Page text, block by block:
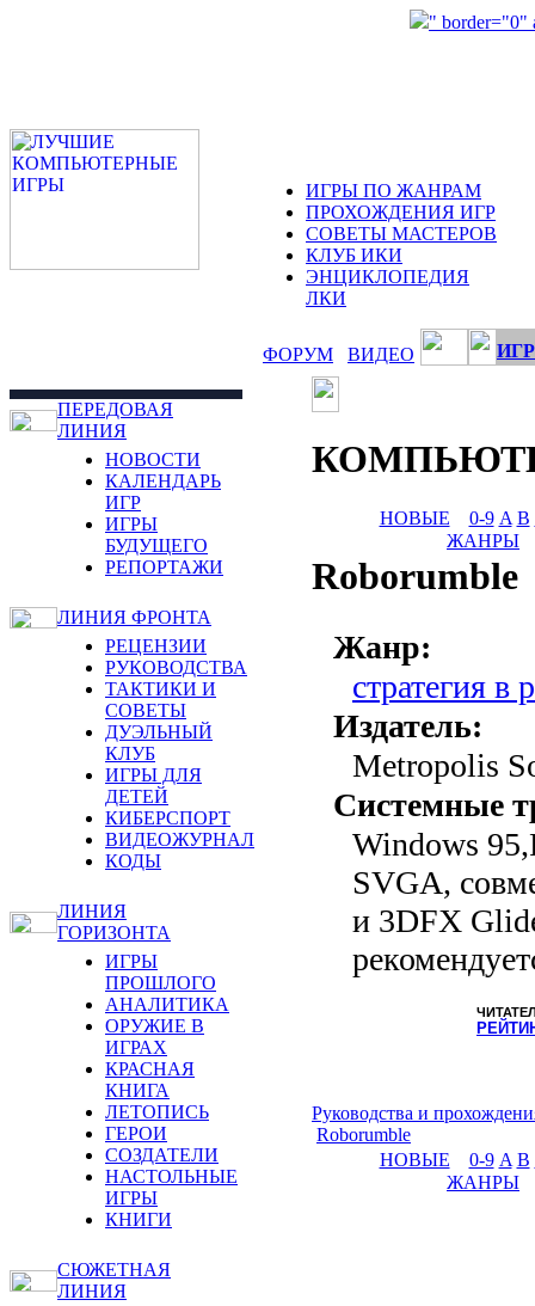
" border="0"
ИГРЫ ПО ЖАНРАМ
ПРОХОЖДЕНИЯ ИГР
СОВЕТЫ МАСТЕРОВ
КЛУБ ИКИ
ЭНЦИКЛОПЕДИЯ
ЛКИ
ФОРУМ ВИДЕО
ПЕРЕДОВАЯ
ЛИНИЯ
НОВОСТИ
КАЛЕНДАРЬ
ИГР
ИГРЫ
БУДУЩЕГО
РЕПОРТАЖИ
ЛИНИЯ ФРОНТА
РЕЦЕНЗИИ
РУКОВОДСТВА
ТАКТИКИ И
СОВЕТЫ
ДУЭЛЬНЫЙ
КЛУБ
ИГРЫ ДЛЯ
ДЕТЕЙ
КИБЕРСПОРТ
ВИДЕОЖУРНАЛ
КОДЫ
ЛИНИЯ
ГОРИЗОНТА
ИГРЫ
ПРОШЛОГО
АНАЛИТИКА
ОРУЖИЕ В
ИГРАХ
КРАСНАЯ
КНИГА
ЛЕТОПИСЬ
ГЕРОИ
СОЗДАТЕЛИ
НАСТОЛЬНЫЕ
ИГРЫ
КНИГИ
СЮЖЕТНАЯ
ЛИНИЯ
НОВЫЕ 0-9 A B
ЖАНРЫ
Roborumble
Жанр:
стратегия в
Издатель:
Metropolis
Системные
Windows
SVGA,
и 3DFX
Руководства и
Roborumble
НОВЫЕ
0-9 A B
ЖАНРЫ